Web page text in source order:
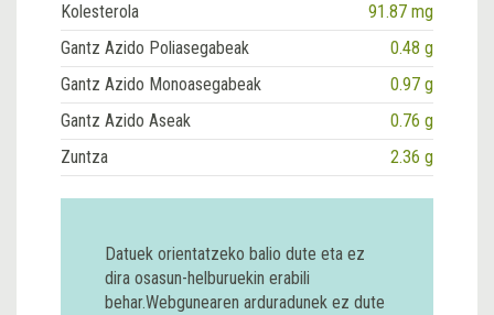
Kolesterola
91.87 mg
Gantz Azido Poliasegabeak
0.48 g
Gantz Azido Monoasegabeak
0.97 g
Gantz Azido Aseak
0.76 g
Zuntza
2.36 g
Datuek orientatzeko balio dute eta ez
dira osasun-helburuekin erabili
behar.Webgunearen arduradunek ez dute